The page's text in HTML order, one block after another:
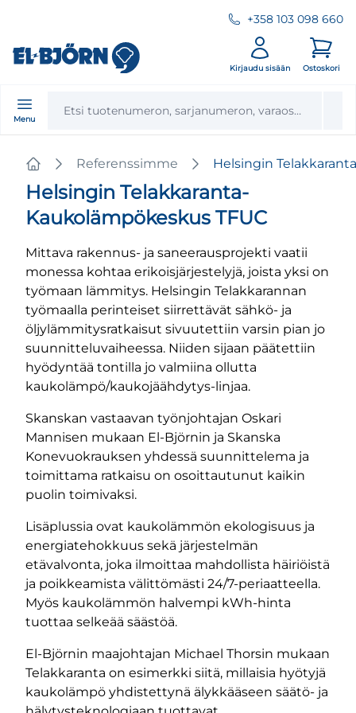
+358 103 098 660
Menu
Kirjaudu sisään Ostoskori
Home
Referenssimme Helsingin
Helsingin Telakkaranta-
Kaukolämpökeskus TFUC
Mittava rakennus- ja saneerausprojekti vaatii
monessa kohtaa erikoisjärjestelyjä, joista yksi on
työmaan lämmitys. Helsingin Telakkarannan
työmaalla perinteiset siirrettävät sähkö- ja
öljylämmitysratkaisut sivuutettiin varsin pian jo
suunnitteluvaiheessa. Niiden sijaan päätettiin
hyödyntää tontilla jo valmiina ollutta
kaukolämpö/kaukojäähdytys-linjaa.
Skanskan vastaavan työnjohtajan Oskari
Mannisen mukaan El-Björnin ja Skanska
Konevuokrauksen yhdessä suunnittelema ja
toimittama ratkaisu on osoittautunut kaikin
puolin toimivaksi.
Lisäplussia ovat kaukolämmön ekologisuus ja
energiatehokkuus sekä järjestelmän
etävalvonta, joka ilmoittaa mahdollista häiriöistä
ja poikkeamista välittömästi 24/7-periaatteella.
Myös kaukolämmön halvempi kWh-hinta
tuottaa selkeää säästöä.
El-Björnin maajohtajan Michael Thorsin mukaan
Telakkaranta on esimerkki siitä, millaisia hyötyjä
kaukolämpö yhdistettynä älykkääseen säätö- ja